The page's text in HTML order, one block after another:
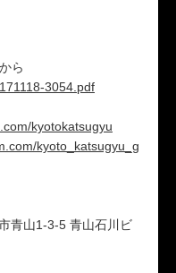
ら
3054.pdf
kyotokatsugyu
kyoto_katsugyu_g
青山1-3-5 青山石川ビ